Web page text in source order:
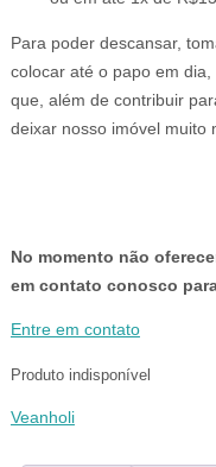
Para poder descansar,
colocar até o papo em
que, além de contribuir
deixar nosso imóvel muito
No momento não
em contato conosco
Entre em contato
Produto indisponível
Veanholi